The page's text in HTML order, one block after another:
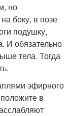
но
боку, в позе
подушку,
И обязательно
тела. Тогда
эфирного
в